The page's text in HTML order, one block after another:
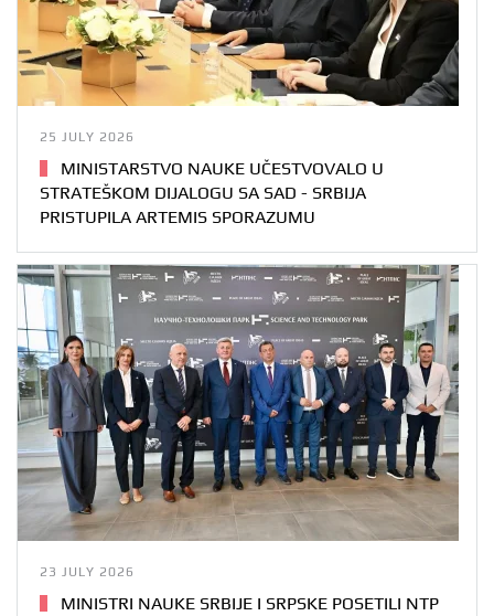
25 JULY 2026
MINISTARSTVO NAUKE UČESTVOVALO U
STRATEŠKOM DIJALOGU SA SAD - SRBIJA
PRISTUPILA ARTEMIS SPORAZUMU
23 JULY 2026
MINISTRI NAUKE SRBIJE I SRPSKE POSETILI NTP